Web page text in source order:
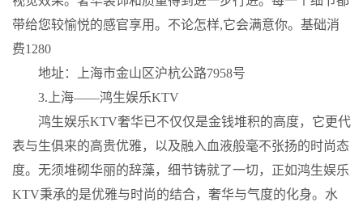
带给您较愉悦的感官享用。不论怎样,它会满意你。基础消
费1280
地址：上海市金山区沪杭公路7958号
3.上海——鸿生娱乐KTV
鸿生娱乐KTV奢华已不仅仅是金钱堆积的高度，它更代
表与生俱来的高贵优雅，以及融入血液般毫不张扬的时尚态
度。无须堆砌华丽的辞藻，细节铸就了一切，正如鸿生娱乐
KTV秉承的是优雅与时尚的结合，奢华与气度的化身。水